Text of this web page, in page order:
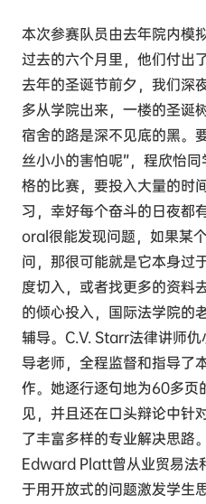
本次参赛队员由去年院内模
过去的六个月里，他们付出
去年的圣诞节前夕，我们深
多从学院出来，一楼的圣诞
宿舍的路是深不见底的黑。
丝小小的害怕呢”，程欣怡
格的比赛，要投入大量的时
习，幸好每个奋斗的日夜都
oral很能发现问题，如果某
问，那很可能就是它本身过
度切入，或者找更多的资料
的倾心投入，国际法学院的
辅导。C.V. Starr法律讲师
导老师，全程监督和指导了
作。她逐行逐句地为60多页
见，并且还在口头辩论中针
了丰富多样的专业解决思路
Edward Platt曾从业贸易法
于用开放式的问题激发学生